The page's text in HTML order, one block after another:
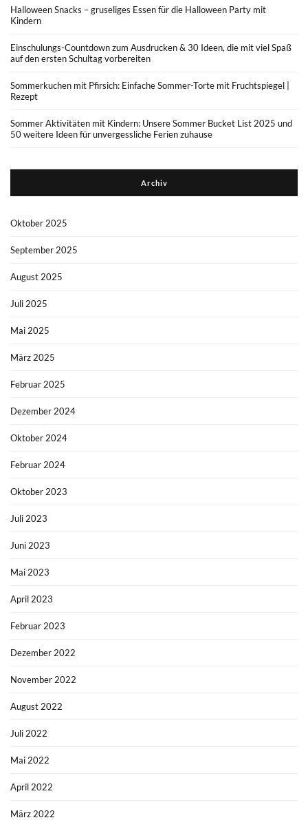
Halloween Snacks – gruseliges Essen für die Halloween Party mit
Kindern
Einschulungs-Countdown zum Ausdrucken & 30 Ideen, die mit viel Spaß
auf den ersten Schultag vorbereiten
Sommerkuchen mit Pfirsich: Einfache Sommer-Torte mit Fruchtspiegel |
Rezept
Sommer Aktivitäten mit Kindern: Unsere Sommer Bucket List 2025 und
50 weitere Ideen für unvergessliche Ferien zuhause
Archiv
Oktober 2025
September 2025
August 2025
Juli 2025
Mai 2025
März 2025
Februar 2025
Dezember 2024
Oktober 2024
Februar 2024
Oktober 2023
Juli 2023
Juni 2023
Mai 2023
April 2023
Februar 2023
Dezember 2022
November 2022
August 2022
Juli 2022
Mai 2022
April 2022
März 2022